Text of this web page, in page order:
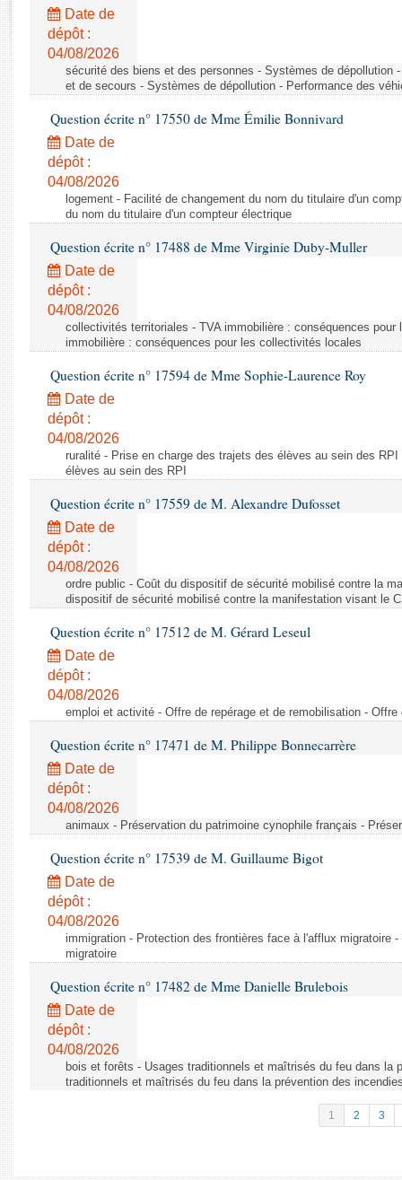
Rapports législatifs
Rapports sur l'application des lois
Baromètre de l’application des lois
Dossiers législatifs
Budget et sécurité sociale
Questions écrites et orales
Comptes rendus des débats
Date de
dépôt :
04/08/2026
sécurité des biens et des personnes - Systèmes de dépollution
et de secours - Systèmes de dépollution - Performance des
Question écrite n° 17550 de Mme Émilie Bonnivard
Date de
dépôt :
04/08/2026
logement - Facilité de changement du nom du titulaire d'un
du nom du titulaire d'un compteur électrique
Question écrite n° 17488 de Mme Virginie Duby-Muller
Date de
dépôt :
04/08/2026
collectivités territoriales - TVA immobilière : conséquences
immobilière : conséquences pour les collectivités locales
Question écrite n° 17594 de Mme Sophie-Laurence Roy
Date de
dépôt :
04/08/2026
ruralité - Prise en charge des trajets des élèves au sein des
élèves au sein des RPI
Question écrite n° 17559 de M. Alexandre Dufosset
Date de
dépôt :
04/08/2026
ordre public - Coût du dispositif de sécurité mobilisé contre la
dispositif de sécurité mobilisé contre la manifestation visant le
Question écrite n° 17512 de M. Gérard Leseul
Date de
dépôt :
04/08/2026
emploi et activité - Offre de repérage et de remobilisation -
Question écrite n° 17471 de M. Philippe Bonnecarrère
Date de
dépôt :
04/08/2026
animaux - Préservation du patrimoine cynophile français -
Question écrite n° 17539 de M. Guillaume Bigot
Date de
dépôt :
04/08/2026
immigration - Protection des frontières face à l'afflux migratoire
migratoire
Question écrite n° 17482 de Mme Danielle Brulebois
Date de
dépôt :
04/08/2026
bois et forêts - Usages traditionnels et maîtrisés du feu dans la
traditionnels et maîtrisés du feu dans la prévention des
1 2 3